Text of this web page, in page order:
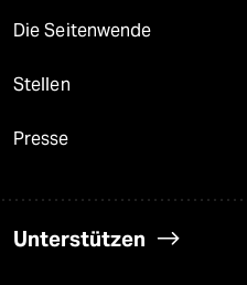
Die Seitenwende
Stellen
Presse
Unterstützen